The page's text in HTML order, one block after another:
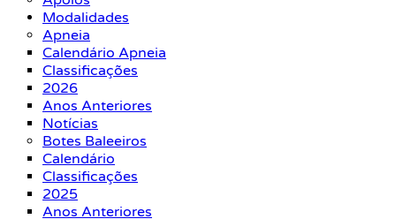
Modalidades
Apneia
Calendário Apneia
Classificações
2026
Anos Anteriores
Notícias
Botes Baleeiros
Calendário
Classificações
2025
Anos Anteriores